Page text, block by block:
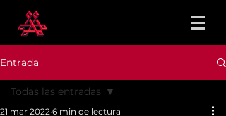
Entrada
Todas las entradas
21 mar 2022 6 min de lectura